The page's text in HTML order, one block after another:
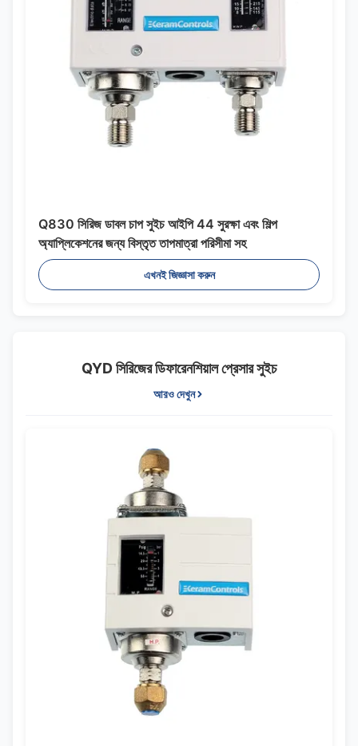
Q830 সিরিজ ডাবল চাপ সুইচ আইপি 44 সুরক্ষা এবং শিল্প
অ্যাপ্লিকেশনের জন্য বিস্তৃত তাপমাত্রা পরিসীমা সহ
এখনই জিজ্ঞাসা করুন
QYD সিরিজের ডিফারেনশিয়াল প্রেসার সুইচ
আরও দেখুন